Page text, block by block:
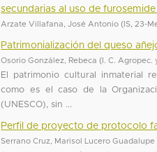
secundarias al uso de
Arzate Villafana, José Antonio ( IS 23-
Patrimonialización del queso
Osorio González, Rebeca ( I. C. Agropec.
El patrimonio cultural inmaterial
como es el caso de la
(UNESCO), sin ...
Perfil de proyecto de protocolo
Serrano Cruz, Marisol Lucero Guadalupe